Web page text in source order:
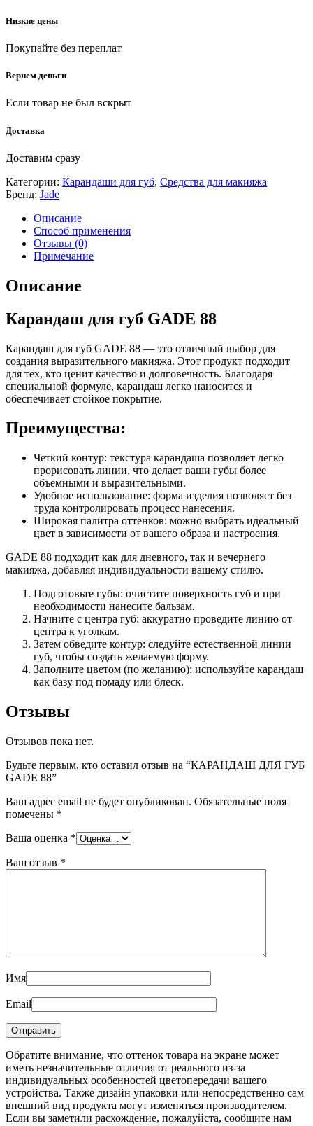
Низкие цены
Покупайте без переплат
Вернем деньги
Если товар не был вскрыт
Доставка
Доставим сразу
Категории: Карандаши для губ, Средства для макияжа
Бренд: Jade
Описание
Способ применения
Отзывы (0)
Примечание
Описание
Карандаш для губ GADE 88
Карандаш для губ GADE 88 — это отличный выбор для
создания выразительного макияжа. Этот продукт подходит
для тех, кто ценит качество и долговечность. Благодаря
специальной формуле, карандаш легко наносится и
обеспечивает стойкое покрытие.
Преимущества:
Четкий контур: текстура карандаша позволяет легко
прорисовать линии, что делает ваши губы более
объемными и выразительными.
Удобное использование: форма изделия позволяет без
труда контролировать процесс нанесения.
Широкая палитра оттенков: можно выбрать идеальный
цвет в зависимости от вашего образа и настроения.
GADE 88 подходит как для дневного, так и вечернего
макияжа, добавляя индивидуальности вашему стилю.
Подготовьте губы: очистите поверхность губ и при
необходимости нанесите бальзам.
Начните с центра губ: аккуратно проведите линию от
центра к уголкам.
Затем обведите контур: следуйте естественной линии
губ, чтобы создать желаемую форму.
Заполните цветом (по желанию): используйте карандаш
как базу под помаду или блеск.
Отзывы
Отзывов пока нет.
Будьте первым, кто оставил отзыв на “КАРАНДАШ ДЛЯ ГУБ
GADE 88”
Ваш адрес email не будет опубликован. Обязательные поля
помечены *
Ваша оценка *
Ваш отзыв *
Имя
Email
Обратите внимание, что оттенок товара на экране может
иметь незначительные отличия от реального из-за
индивидуальных особенностей цветопередачи вашего
устройства. Также дизайн упаковки или непосредственно сам
внешний вид продукта могут изменяться производителем.
Если вы заметили расхождение, пожалуйста, сообщите нам